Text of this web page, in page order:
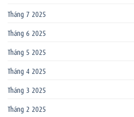
Tháng 7 2025
Tháng 6 2025
Tháng 5 2025
Tháng 4 2025
Tháng 3 2025
Tháng 2 2025